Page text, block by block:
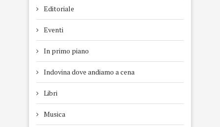
Editoriale
Eventi
In primo piano
Indovina dove andiamo a cena
Libri
Musica